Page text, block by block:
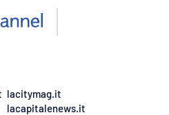
lacitymag.it
lacapitalenews.it